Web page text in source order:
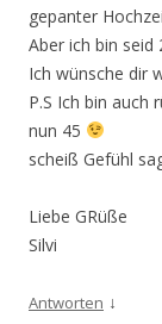
gepanter
Aber ich bin seid
Ich wünsche dir
P.S Ich bin auch
nun 45
scheiß Gefühl
Liebe GRüße
Silvi
Antworten ↓